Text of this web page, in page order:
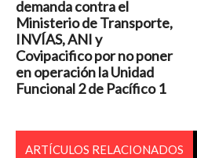
demanda contra el
Ministerio de Transporte,
INVÍAS, ANI y
Covipacifico por no poner
en operación la Unidad
Funcional 2 de Pacífico 1
ARTÍCULOS RELACIONADOS